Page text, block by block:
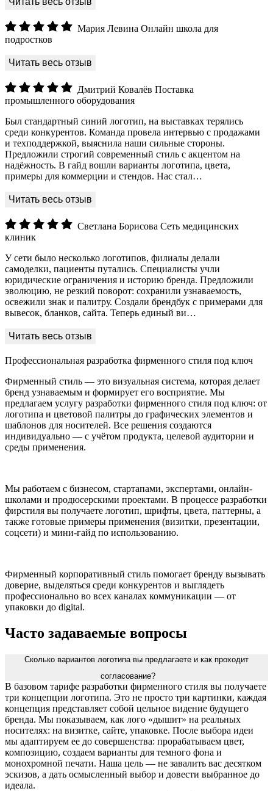
Мария Левина Онлайн школа для
подростков
Дмитрий Ковалёв Поставка
промышленного оборудования
Был стандартный синий логотип, на выставках терялись
среди конкурентов. Команда провела интервью с продажами
и техподдержкой, выяснила наши сильные стороны.
Предложили строгий современный стиль с акцентом на
надёжность. В гайд вошли варианты логотипа, цвета,
примеры для коммерции и стендов. Нас стал…
Светлана Борисова Сеть медицинских
клиник
У сети было несколько логотипов, филиалы делали
самоделки, пациенты путались. Специалисты учли
юридические ограничения и историю бренда. Предложили
эволюцию, не резкий поворот: сохранили узнаваемость,
освежили знак и палитру. Создали брендбук с примерами для
вывесок, бланков, сайта. Теперь единый ви…
Профессиональная разработка фирменного стиля под ключ
Фирменный стиль — это визуальная система, которая делает
бренд узнаваемым и формирует его восприятие. Мы
предлагаем услугу разработки фирменного стиля под ключ: от
логотипа и цветовой палитры до графических элементов и
шаблонов для носителей. Все решения создаются
индивидуально — с учётом продукта, целевой аудитории и
среды применения.
Мы работаем с бизнесом, стартапами, экспертами, онлайн-
школами и продюсерскими проектами. В процессе разработки
фирстиля вы получаете логотип, шрифты, цвета, паттерны, а
также готовые примеры применения (визитки, презентации,
соцсети) и мини-гайд по использованию.
Фирменный корпоративный стиль помогает бренду вызывать
доверие, выделяться среди конкурентов и выглядеть
профессионально во всех каналах коммуникации — от
упаковки до digital.
Часто задаваемые вопросы
Сколько вариантов логотипа вы предлагаете и как проходит
согласование?
В базовом тарифе разработки фирменного стиля вы получаете
три концепции логотипа. Это не просто три картинки, каждая
концепция представляет собой цельное видение будущего
бренда. Мы показываем, как лого «дышит» на реальных
носителях: на визитке, сайте, упаковке. После выбора идеи
мы адаптируем ее до совершенства: прорабатываем цвет,
композицию, создаем варианты для темного фона и
монохромной печати. Наша цель — не завалить вас десятком
эскизов, а дать осмысленный выбор и довести выбранное до
идеала.